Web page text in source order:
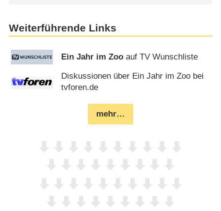
Weiterführende Links
Ein Jahr im Zoo auf TV Wunschliste
Diskussionen über Ein Jahr im Zoo bei
tvforen.de
mehr…